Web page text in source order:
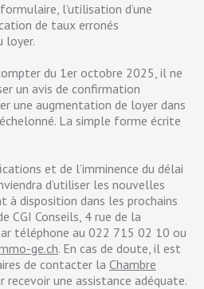
l’utilisation d’une
de taux erronés
loyer.
du 1er octobre 2025, il ne
un avis de confirmation
une augmentation de loyer dans
La simple forme écrite
et de l’imminence du délai
d’utiliser les nouvelles
à disposition dans les prochains
CGI Conseils, 4 rue de la
téléphone au 022 715 02 10 ou
ge.ch. En cas de doute, il est
de contacter la Chambre
recevoir une assistance adéquate.